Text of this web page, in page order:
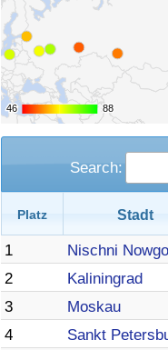
46
46 88
88
Search:
Platz Stadt
1 Nischni
2
Kaliningrad
3
Moskau
4
Sankt
Verkehrs-Index nach